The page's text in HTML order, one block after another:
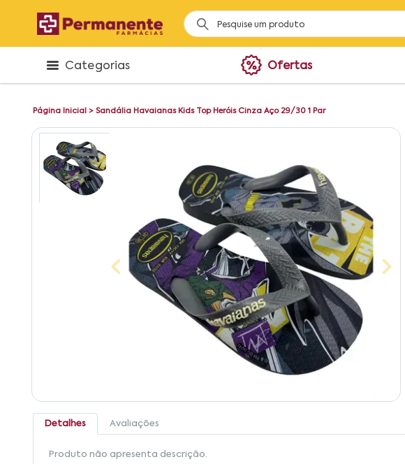
Categorias Ofertas
Página Inicial > Sandália Havaianas Kids Top Heróis Cinza Aço 29/30 1 Par
Detalhes Avaliações
Produto não apresenta descrição.